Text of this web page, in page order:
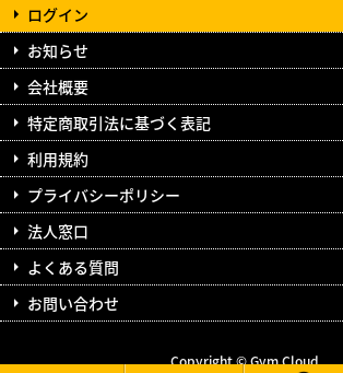
ログイン
お知らせ
会社概要
特定商取引法に基づく表記
利用規約
プライバシーポリシー
法人窓口
よくある質問
お問い合わせ
Copyright © Gym Cloud